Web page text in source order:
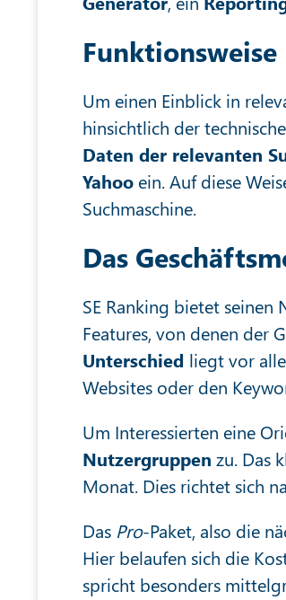
Funktionsweise
Um einen Einblick in
hinsichtlich der
Daten der relevanten
Yahoo ein. Auf diese
Suchmaschine.
Das
SE Ranking bietet seinen
Features, von denen der
Unterschied liegt vor
Websites oder den
Um Interessierten eine
Nutzergruppen zu. Das
Monat. Dies richtet sich
Das Pro-Paket, also die
Hier belaufen sich die
spricht besonders